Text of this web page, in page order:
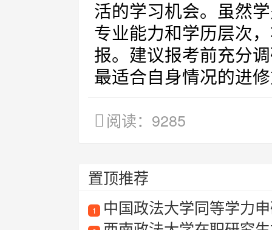
活的学习机会。虽然
专业能力和学历层次
报。建议报考前充分
最适合自身情况的进
阅读：9285
置顶推荐
1 中国政法大学同等学力